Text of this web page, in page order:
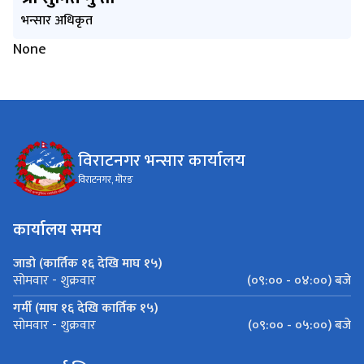
भन्सार अधिकृत
None
विराटनगर भन्सार कार्यालय
विराटनगर, मॊरङ
कार्यालय समय
जाडो (कार्तिक १६ देखि माघ १५)
सोमवार - शुक्रवार
(०९:०० - ०४:००) बजे
गर्मी (माघ १६ देखि कार्तिक १५)
सोमवार - शुक्रवार (०९:०० - ०५:००) बजे